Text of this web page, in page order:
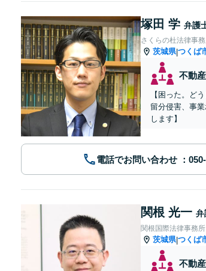
塚田 学 弁護
さくらの杜法律事
茨城県|つくば
不動
【困った。ど
留分侵害、事
します】
電話でお問い合わせ
関根 光一 弁
関根国際法律事務所
茨城県|つくば
不動